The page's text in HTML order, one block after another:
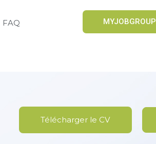
FAQ MYJOBGROUP
Télécharger le CV